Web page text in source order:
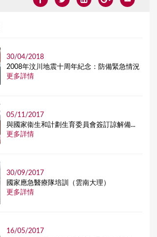
30/04/2018
2008年汶川地震十周年紀念：防備緊急情況
更多詳情
05/11/2017
與國家衞生和計劃生育委員會簽訂諒解備...
更多詳情
30/09/2017
國家應急醫療隊培訓（雲南大理）
更多詳情
16/05/2017